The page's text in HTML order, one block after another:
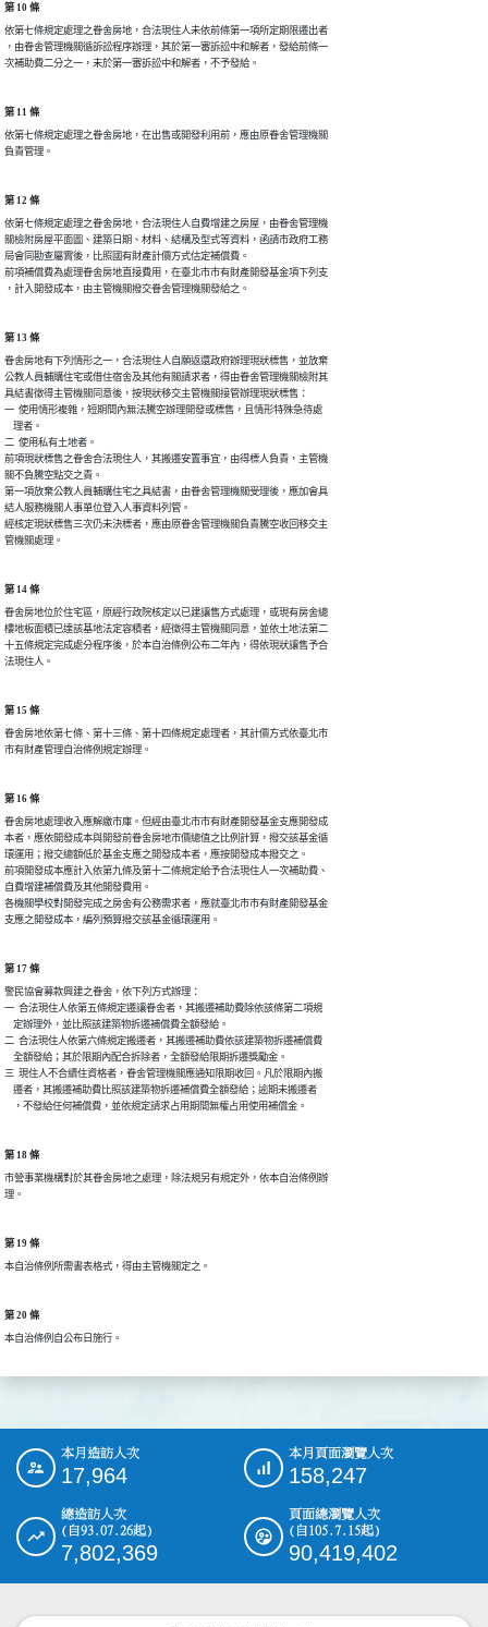
第 10 條
依第七條規定處理之眷舍房地，合法現住人未依前條第一項所定期限遷出者
，由眷舍管理機關循訴訟程序辦理，其於第一審訴訟中和解者，發給前條一
次補助費二分之一，未於第一審訴訟中和解者，不予發給。
第 11 條
依第七條規定處理之眷舍房地，在出售或開發利用前，應由原眷舍管理機關
負責管理。
第 12 條
依第七條規定處理之眷舍房地，合法現住人自費增建之房屋，由眷舍管理機
關檢附房屋平面圖、建築日期、材料、結構及型式等資料，函請市政府工務
局會同勘查屬實後，比照國有財產計價方式估定補償費。
前項補償費為處理眷舍房地直接費用，在臺北市市有財產開發基金項下列支
，計入開發成本，由主管機關撥交眷舍管理機關發給之。
第 13 條
眷舍房地有下列情形之一，合法現住人自願返還政府辦理現狀標售，並放棄
公教人員輔購住宅或借住宿舍及其他有關請求者，得由眷舍管理機關檢附其
具結書徵得主管機關同意後，按現狀移交主管機關接管辦理現狀標售：
一  使用情形複雜，短期間內無法騰空辦理開發或標售，且情形特殊急待處
    理者。
二  使用私有土地者。
前項現狀標售之眷舍合法現住人，其搬遷安置事宜，由得標人負責，主管機
關不負騰空點交之責。
第一項放棄公教人員輔購住宅之具結書，由眷舍管理機關受理後，應加會具
結人服務機關人事單位登入人事資料列管。
經核定現狀標售三次仍未決標者，應由原眷舍管理機關負責騰空收回移交主
管機關處理。
第 14 條
眷舍房地位於住宅區，原經行政院核定以已建讓售方式處理，或現有房舍總
樓地板面積已達該基地法定容積者，經徵得主管機關同意，並依土地法第二
十五條規定完成處分程序後，於本自治條例公布二年內，得依現狀讓售予合
法現住人。
第 15 條
眷舍房地依第七條、第十三條、第十四條規定處理者，其計價方式依臺北市
市有財產管理自治條例規定辦理。
第 16 條
眷舍房地處理收入應解繳市庫。但經由臺北市市有財產開發基金支應開發成
本者，應依開發成本與開發前眷舍房地市價總值之比例計算，撥交該基金循
環運用；撥交總額低於基金支應之開發成本者，應按開發成本撥交之。
前項開發成本應計入依第九條及第十二條規定給予合法現住人一次補助費、
自費增建補償費及其他開發費用。
各機關學校對開發完成之房舍有公務需求者，應就臺北市市有財產開發基金
支應之開發成本，編列預算撥交該基金循環運用。
第 17 條
警民協會募款興建之眷舍，依下列方式辦理：
一  合法現住人依第五條規定遷讓眷舍者，其搬遷補助費除依該條第二項規
    定辦理外，並比照該建築物拆遷補償費全額發給。
二  合法現住人依第六條規定搬遷者，其搬遷補助費依該建築物拆遷補償費
    全額發給；其於限期內配合拆除者，全額發給限期拆遷獎勵金。
三  現住人不合續住資格者，眷舍管理機關應通知限期收回。凡於限期內搬
    遷者，其搬遷補助費比照該建築物拆遷補償費全額發給；逾期未搬遷者
    ，不發給任何補償費，並依規定請求占用期間無權占用使用補償金。
第 18 條
市營事業機構對於其眷舍房地之處理，除法規另有規定外，依本自治條例辦
理。
第 19 條
本自治條例所需書表格式，得由主管機關定之。
第 20 條
本自治條例自公布日施行。
::: 本月造訪人次
17,964
本月頁面瀏覽人次
158,247
總造訪人次
(自93.07.26起)
7,802,369
頁面總瀏覽人次
(自105.7.15起)
90,419,402